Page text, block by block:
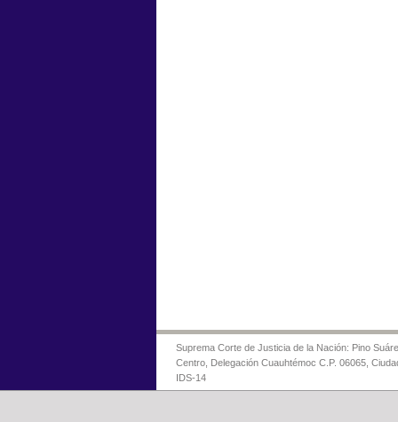
Suprema Corte de Justicia de la Nación: Pino
Centro, Delegación Cuauhtémoc C.P. 06065,
IDS-14